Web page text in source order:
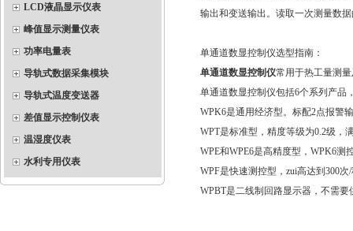
LCD液晶显示仪表
峰值显示测量仪表
功率电量表
导轨式数据采集模块
导轨式温度变送器
差值显示控制仪表
温湿度仪表
水利专用仪表
输出和变送输出。读取一次测量数
单通道数显控制仪选型指南：
单通道数显控制仪常用于热工量测
单通道数显控制仪包括6个系列产品
WPK6是通用经济型。标配2点报警
WPT是标准型，精度等级为0.2级，
WPE和WPE6是高精度型，WPK6
WPF是快速测控型，zui高达到300
WPBT是二线制回路显示器，不需